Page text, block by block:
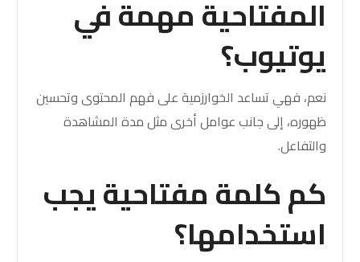
المفتاحية مهمة في
يوتيوب؟
نعم، فهي تساعد الخوارزمية على فهم المحتوى وتحسين
ظهوره، إلى جانب عوامل أخرى مثل مدة المشاهدة
والتفاعل.
كم كلمة مفتاحية يجب
استخدامها؟